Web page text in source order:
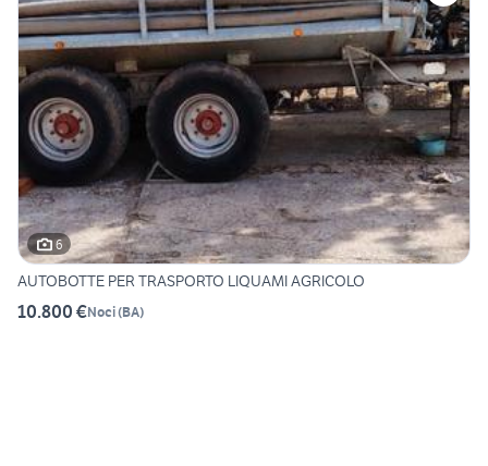
6
AUTOBOTTE PER TRASPORTO LIQUAMI AGRICOLO
10.800 €Noci(BA)